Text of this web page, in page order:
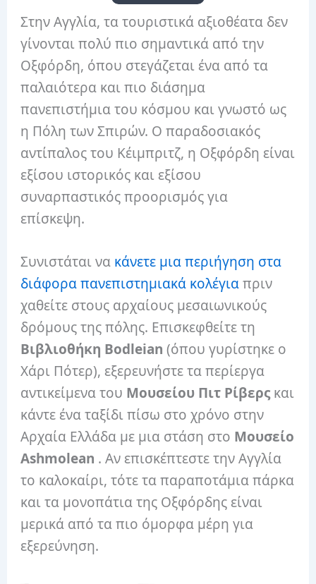
Στην Αγγλία, τα τουριστικά αξιοθέατα δεν
γίνονται πολύ πιο σημαντικά από την
Οξφόρδη, όπου στεγάζεται ένα από τα
παλαιότερα και πιο διάσημα
πανεπιστήμια του κόσμου και γνωστό ως
η Πόλη των Σπιρών. Ο παραδοσιακός
αντίπαλος του Κέιμπριτζ, η Οξφόρδη είναι
εξίσου ιστορικός και εξίσου
συναρπαστικός προορισμός για
επίσκεψη.
Συνιστάται να κάνετε μια περιήγηση στα
διάφορα πανεπιστημιακά κολέγιαπριν
χαθείτε στους αρχαίους μεσαιωνικούς
δρόμους της πόλης. Επισκεφθείτε τη
Βιβλιοθήκη Bodleian (όπου γυρίστηκε ο
Χάρι Πότερ), εξερευνήστε τα περίεργα
αντικείμενα του Μουσείου Πιτ Ρίβερςκαι
κάντε ένα ταξίδι πίσω στο χρόνο στην
Αρχαία Ελλάδα με μια στάση στο Μουσείο
Ashmolean . Αν επισκέπτεστε την Αγγλία
το καλοκαίρι, τότε τα παραποτάμια πάρκα
και τα μονοπάτια της Οξφόρδης είναι
μερικά από τα πιο όμορφα μέρη για
εξερεύνηση.